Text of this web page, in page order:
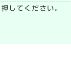
してください。